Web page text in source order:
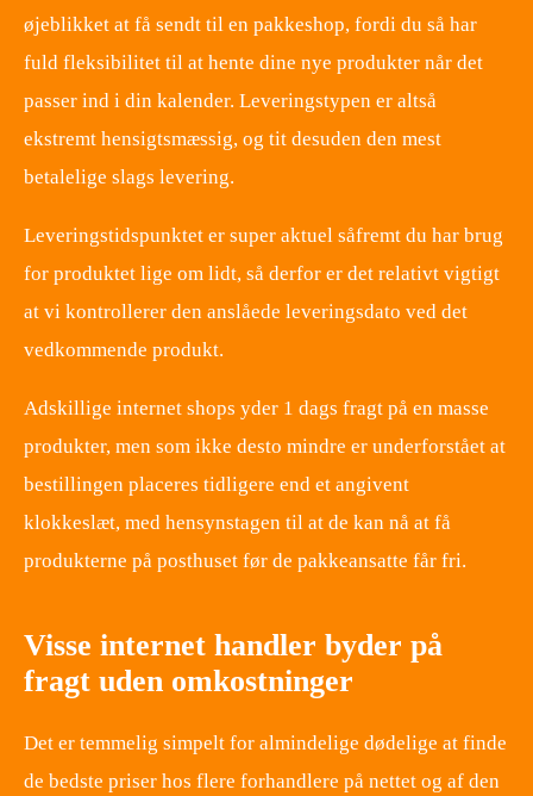
øjeblikket at få sendt til en pakkeshop, fordi du så har
fuld fleksibilitet til at hente dine nye produkter når det
passer ind i din kalender. Leveringstypen er altså
ekstremt hensigtsmæssig, og tit desuden den mest
betalelige slags levering.
Leveringstidspunktet er super aktuel såfremt du har brug
for produktet lige om lidt, så derfor er det relativt vigtigt
at vi kontrollerer den anslåede leveringsdato ved det
vedkommende produkt.
Adskillige internet shops yder 1 dags fragt på en masse
produkter, men som ikke desto mindre er underforstået at
bestillingen placeres tidligere end et angivent
klokkeslæt, med hensynstagen til at de kan nå at få
produkterne på posthuset før de pakkeansatte får fri.
Visse internet handler byder på
fragt uden omkostninger
Det er temmelig simpelt for almindelige dødelige at finde
de bedste priser hos flere forhandlere på nettet og af den